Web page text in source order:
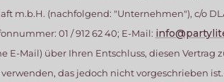
m.b.H. (nachfolgend: "Unternehmen"), c/o
01 / 912 62 40; E-Mail:
E-Mail) über Ihren Entschluss, diesen Vertrag
das jedoch nicht vorgeschrieben